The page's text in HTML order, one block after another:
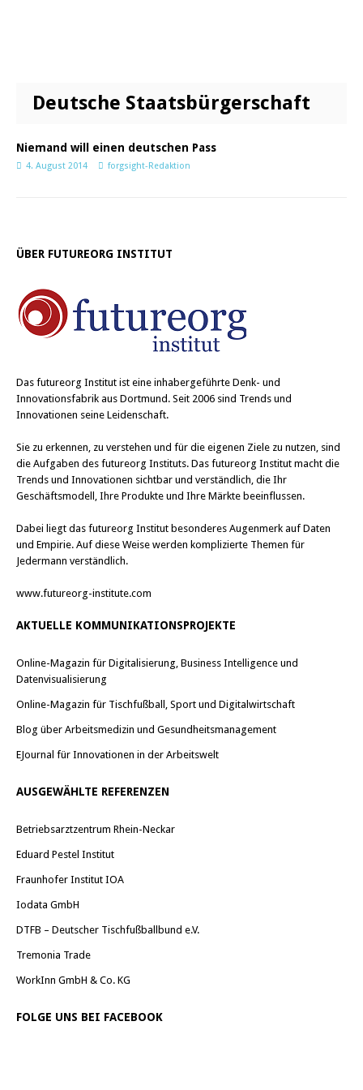
Deutsche Staatsbürgerschaft
Niemand will einen deutschen Pass
4. August 2014 forgsight-Redaktion
ÜBER FUTUREORG INSTITUT
Das futureorg Institut ist eine inhabergeführte Denk- und
Innovationsfabrik aus Dortmund. Seit 2006 sind Trends und
Innovationen seine Leidenschaft.
Sie zu erkennen, zu verstehen und für die eigenen Ziele zu nutzen, sind
die Aufgaben des futureorg Instituts. Das futureorg Institut macht die
Trends und Innovationen sichtbar und verständlich, die Ihr
Geschäftsmodell, Ihre Produkte und Ihre Märkte beeinflussen.
Dabei liegt das futureorg Institut besonderes Augenmerk auf Daten
und Empirie. Auf diese Weise werden komplizierte Themen für
Jedermann verständlich.
www.futureorg-institute.com
AKTUELLE KOMMUNIKATIONSPROJEKTE
Online-Magazin für Digitalisierung, Business Intelligence und
Datenvisualisierung
Online-Magazin für Tischfußball, Sport und Digitalwirtschaft
Blog über Arbeitsmedizin und Gesundheitsmanagement
EJournal für Innovationen in der Arbeitswelt
AUSGEWÄHLTE REFERENZEN
Betriebsarztzentrum Rhein-Neckar
Eduard Pestel Institut
Fraunhofer Institut IOA
Iodata GmbH
DTFB – Deutscher Tischfußballbund e.V.
Tremonia Trade
WorkInn GmbH & Co. KG
FOLGE UNS BEI FACEBOOK